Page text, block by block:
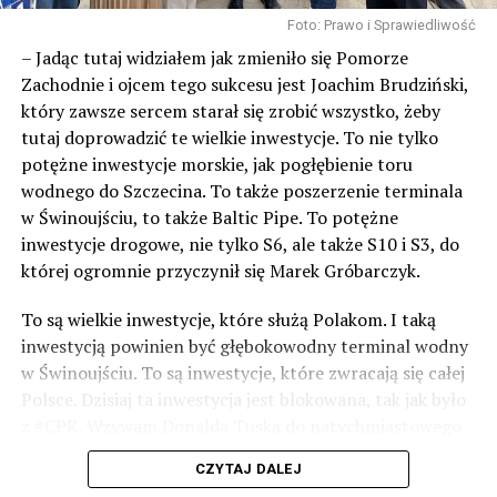
Foto: Prawo i Sprawiedliwość
– Jadąc tutaj widziałem jak zmieniło się Pomorze
Zachodnie i ojcem tego sukcesu jest Joachim Brudziński,
który zawsze sercem starał się zrobić wszystko, żeby
tutaj doprowadzić te wielkie inwestycje. To nie tylko
potężne inwestycje morskie, jak pogłębienie toru
wodnego do Szczecina. To także poszerzenie terminala
w Świnoujściu, to także Baltic Pipe. To potężne
inwestycje drogowe, nie tylko S6, ale także S10 i S3, do
której ogromnie przyczynił się Marek Gróbarczyk.
To są wielkie inwestycje, które służą Polakom. I taką
inwestycją powinien być głębokowodny terminal wodny
w Świnoujściu. To są inwestycje, które zwracają się całej
Polsce. Dzisiaj ta inwestycja jest blokowana, tak jak było
odblokowania CPK.
CZYTAJ DALEJ